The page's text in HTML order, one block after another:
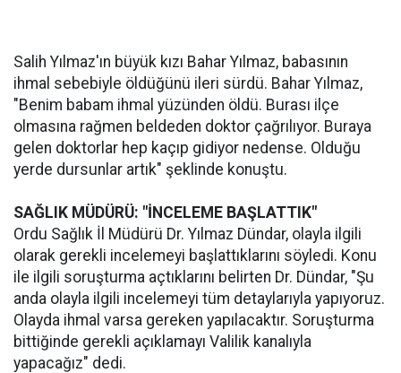
Salih Yılmaz'ın büyük kızı Bahar Yılmaz, babasının
ihmal sebebiyle öldüğünü ileri sürdü. Bahar Yılmaz,
"Benim babam ihmal yüzünden öldü. Burası ilçe
olmasına rağmen beldeden doktor çağrılıyor. Buraya
gelen doktorlar hep kaçıp gidiyor nedense. Olduğu
yerde dursunlar artık" şeklinde konuştu.
SAĞLIK MÜDÜRÜ: "İNCELEME BAŞLATTIK"
Ordu Sağlık İl Müdürü Dr. Yılmaz Dündar, olayla ilgili
olarak gerekli incelemeyi başlattıklarını söyledi. Konu
ile ilgili soruşturma açtıklarını belirten Dr. Dündar, "Şu
anda olayla ilgili incelemeyi tüm detaylarıyla yapıyoruz.
Olayda ihmal varsa gereken yapılacaktır. Soruşturma
bittiğinde gerekli açıklamayı Valilik kanalıyla
yapacağız" dedi.